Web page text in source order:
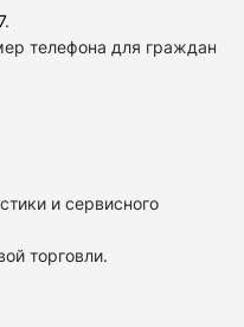
.
телефона для граждан
и сервисного
торговли.